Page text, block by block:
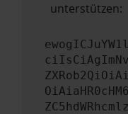
unterstützen: